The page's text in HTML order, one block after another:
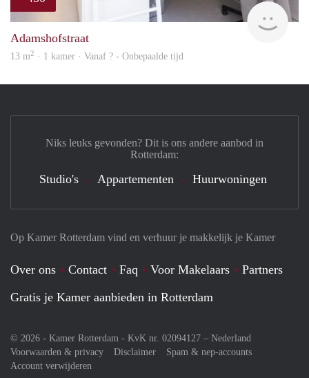
Adamshofstraat
13 m2 · 1 kamer · Vanaf ? - Onbepaalde tijd
Op Kamer Rotterdam vind en verhuur je makkelijk je Kamer
Over ons Contact Faq Voor Makelaars
Partners
Gratis je Kamer aanbieden in Rotterdam
© 2026 - Kamer Rotterdam - KvK nr. 02094127 – Nederland
Voorwaarden & privacy
Disclaimer
Spam & nep-accounts
Account verwijderen
Niks leuks gevonden? Dit is ons andere aanbod in
Rotterdam:
Studio's Appartementen Huurwoningen